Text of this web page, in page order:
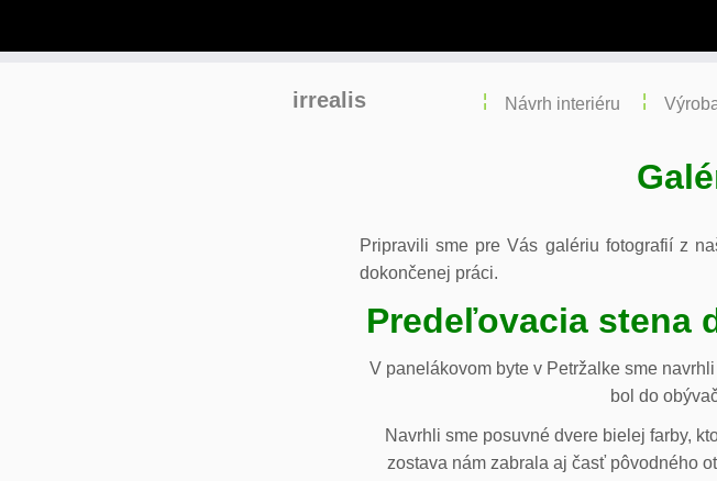
irrealis Návrh interiéru
Pripravili sme pre Vás galériu fotografií z
dokončenej práci.
Predeľovacia stena
V panelákovom byte v Petržalke sme
bol do
Navrhli sme posuvné dvere bielej farby,
zostava nám zabrala aj časť pôvodného